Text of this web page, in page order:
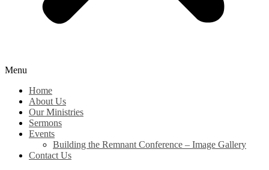
Menu
Home
About Us
Our Ministries
Sermons
Events
Building the Remnant Conference – Image Gallery
Contact Us